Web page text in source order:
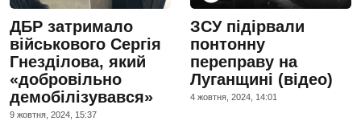
ДБР затримало
військового Сергія
Гнезділова, який
«добровільно
демобілізувався»
9 жовтня, 2024, 15:37
ЗСУ підірвали
понтонну
переправу на
Луганщині (відео)
4 жовтня, 2024, 14:01